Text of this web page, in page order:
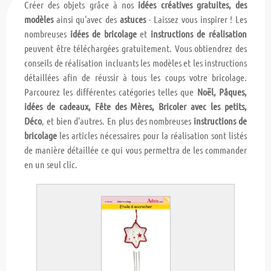
Créer des objets grâce à nos idées créatives gratuites, des
modèlesainsi qu'avec des astuces- Laissez vous inspirer ! Les
nombreuses idées de bricolageet instructions de réalisation
peuvent être téléchargées gratuitement. Vous obtiendrez des
conseils de réalisation incluants les modèles et les instructions
détaillées afin de réussir à tous les coups votre bricolage.
Parcourez les différentes catégories telles que Noël, Pâques,
idées de cadeaux, Fête des Mères, Bricoler avec les petits,
Déco, et bien d'autres. En plus des nombreuses instructions de
bricolage les articles nécessaires pour la réalisation sont listés
de manière détaillée ce qui vous permettra de les commander
en un seul clic.